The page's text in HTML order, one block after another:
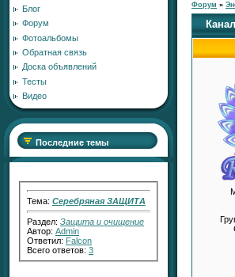
Блог
Форум
Фотоальбомы
Обратная связь
Доска объявлений
Тесты
Видео
Последние темы
Тема:Серебряная ЗАЩИТА
Раздел:Защита и очищение
Автор:Admin
Ответил:Falcon
Всего ответов:3
Форум »